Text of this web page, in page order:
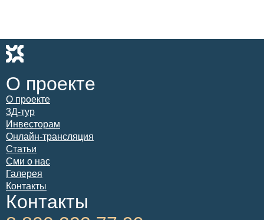
О проекте
О проекте
3Д-тур
Инвесторам
Онлайн-трансляция
Статьи
Сми о нас
Галерея
Контакты
Контакты